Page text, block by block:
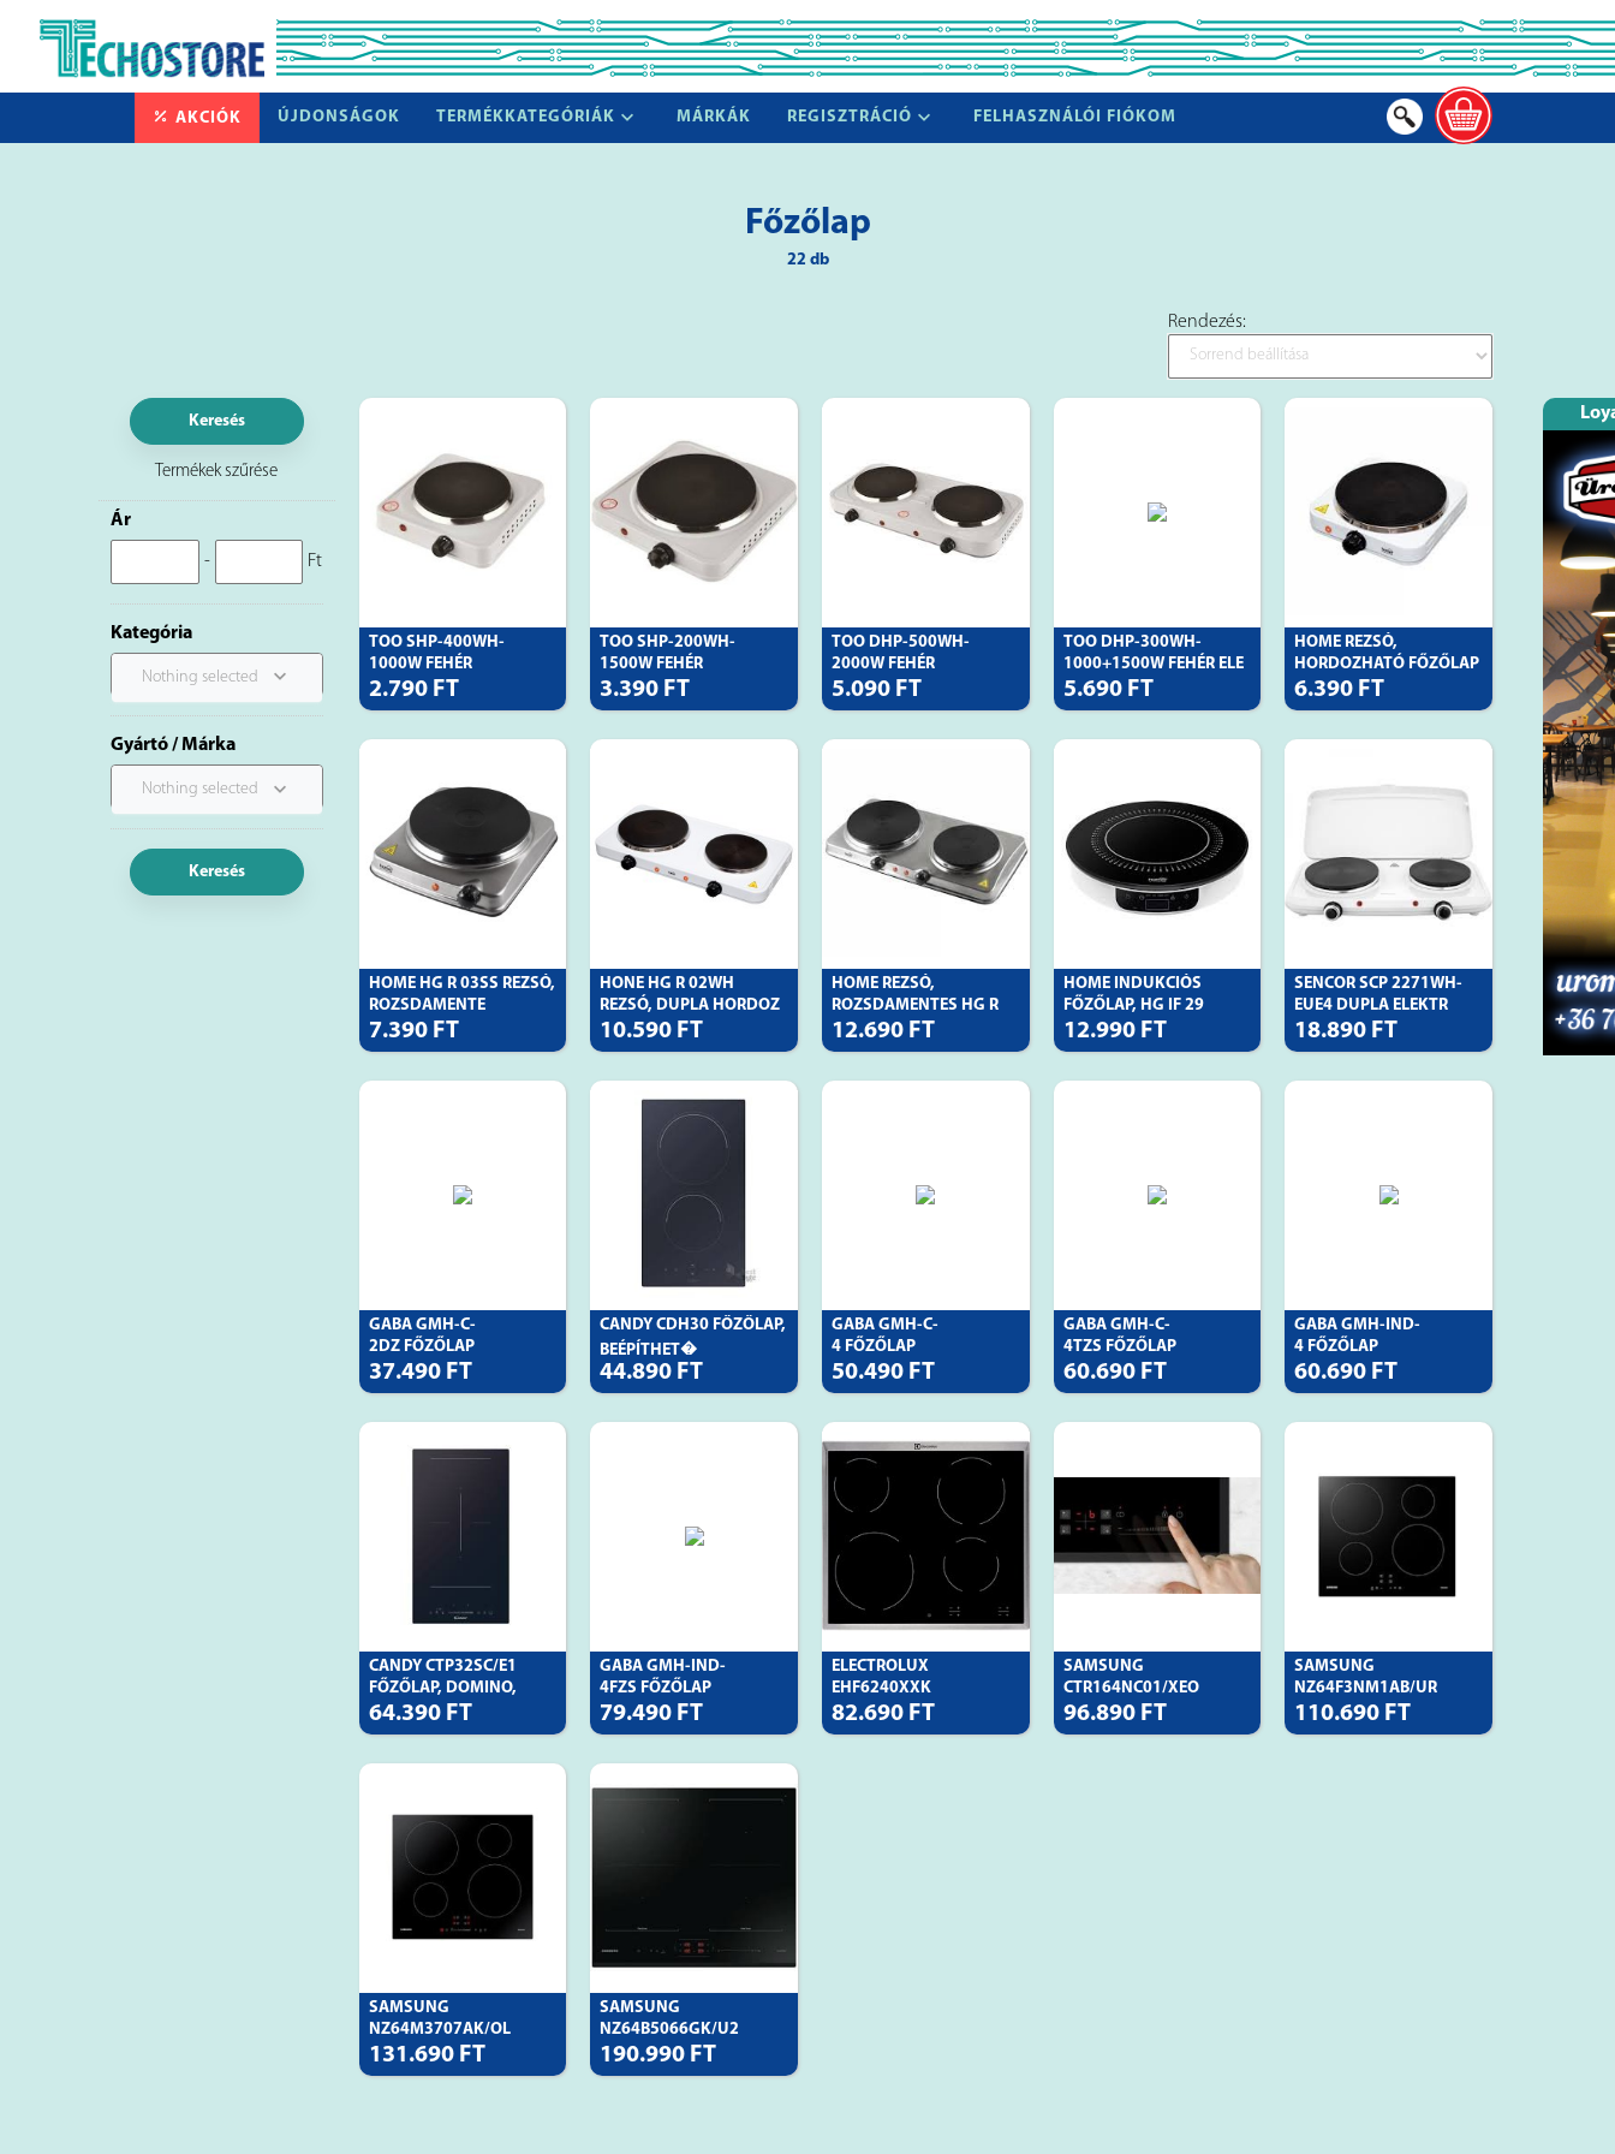
AKCIÓK ÚJDONSÁGOK TERMÉKKATEGÓRIÁK MÁRKÁK REGISZTRÁCIÓ FELHASZNÁLÓI FIÓKOM
Főzőlap
22 db
Rendezés:
Keresés
Termékek szűrése
Ár
- Ft
Kategória
Nothing selected
Gyártó / Márka
Nothing selected
Keresés
TOO SHP-400WH-
1000W FEHÉR
ELEKTROM
2.790 FT
TOO SHP-200WH-
1500W FEHÉR
ELEKTROM
3.390 FT
TOO DHP-500WH-
2000W FEHÉR
ELEKTROM
5.090 FT
TOO DHP-300WH-
1000+1500W FEHÉR ELE
5.690 FT
HOME REZSÓ,
HORDOZHATÓ FŐZŐLAP
6.390 FT
HOME HG R 03SS REZSÓ,
ROZSDAMENTE
7.390 FT
HONE HG R 02WH
REZSÓ, DUPLA HORDOZ
10.590 FT
HOME REZSÓ,
ROZSDAMENTES HG R
04SS
12.690 FT
HOME INDUKCIÓS
FŐZŐLAP, HG IF 29
12.990 FT
SENCOR SCP 2271WH-
EUE4 DUPLA ELEKTR
18.890 FT
GABA GMH-C-
2DZ FŐZŐLAP
37.490 FT
CANDY CDH30 FŐZŐLAP,
BEÉPÍTHET�
44.890 FT
GABA GMH-C-
4 FŐZŐLAP
50.490 FT
GABA GMH-C-
4TZS FŐZŐLAP
60.690 FT
GABA GMH-IND-
4 FŐZŐLAP
60.690 FT
CANDY CTP32SC/E1
FŐZŐLAP, DOMINO,
64.390 FT
GABA GMH-IND-
4FZS FŐZŐLAP
79.490 FT
ELECTROLUX
EHF6240XXK
BEÉPÍTHETŐ
82.690 FT
SAMSUNG
CTR164NC01/XEO
BEÉPÍTHET�
96.890 FT
SAMSUNG
NZ64F3NM1AB/UR
BEÉPÍTHET�
110.690 FT
SAMSUNG
NZ64M3707AK/OL
BEÉPÍTHET�
131.690 FT
SAMSUNG
NZ64B5066GK/U2
BEÉPÍTHET�
190.990 FT